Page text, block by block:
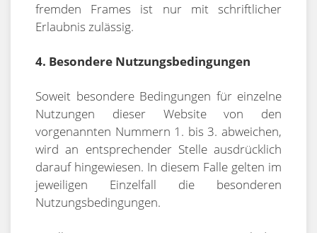
fremden Frames ist nur mit schriftlicher
Erlaubnis zulässig.
4. Besondere Nutzungsbedingungen
Soweit besondere Bedingungen für einzelne
Nutzungen dieser Website von den
vorgenannten Nummern 1. bis 3. abweichen,
wird an entsprechender Stelle ausdrücklich
darauf hingewiesen. In diesem Falle gelten im
jeweiligen Einzelfall die besonderen
Nutzungsbedingungen.